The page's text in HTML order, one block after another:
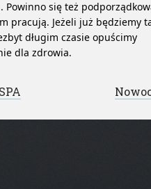
się też
pracują. Jeżeli już będziemy
długim czasie opuścimy
dla zdrowia.